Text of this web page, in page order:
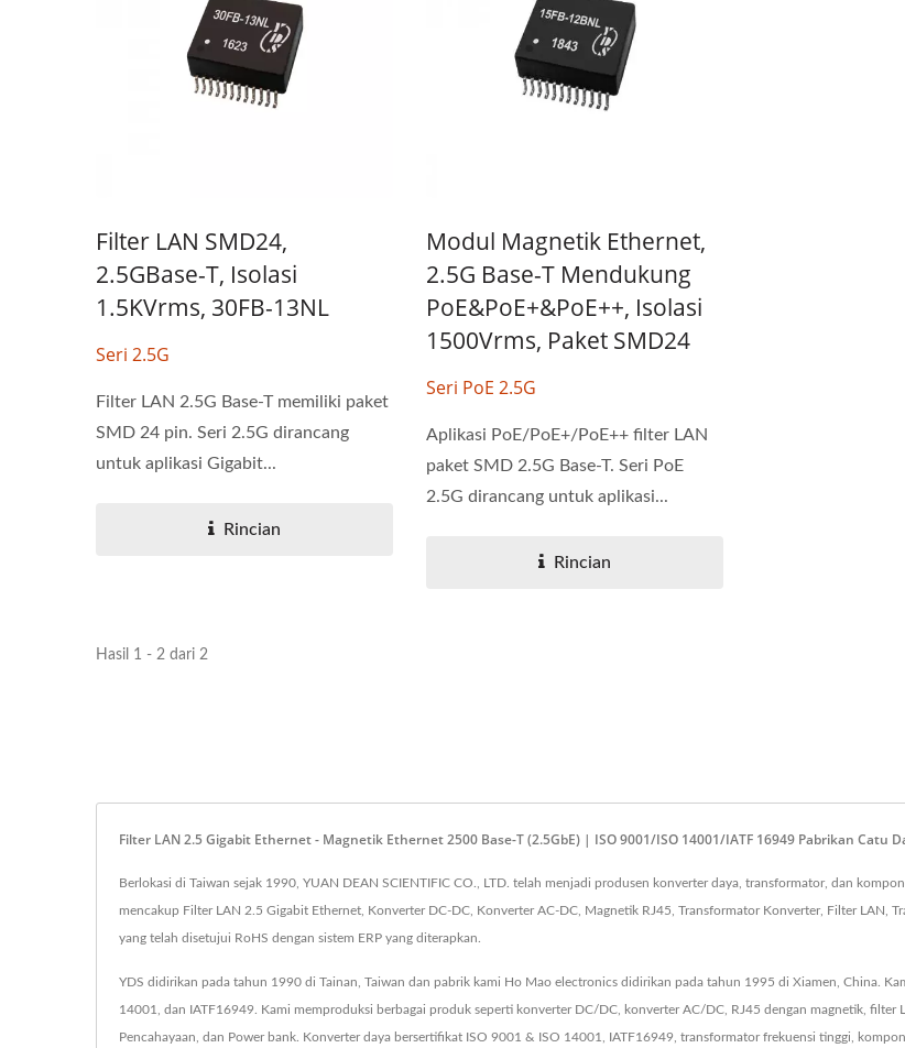
Filter LAN SMD24,
2.5GBase-T, Isolasi
1.5KVrms, 30FB-13NL
Seri 2.5G
Filter LAN 2.5G Base-T memiliki paket
SMD 24 pin. Seri 2.5G dirancang
untuk aplikasi Gigabit...
Rincian
Modul Magnetik Ethernet,
2.5G Base-T Mendukung
PoE&PoE+&PoE++, Isolasi
1500Vrms, Paket SMD24
Seri PoE 2.5G
Aplikasi PoE/PoE+/PoE++ filter LAN
paket SMD 2.5G Base-T. Seri PoE
2.5G dirancang untuk aplikasi...
Rincian
Hasil 1 - 2 dari 2
Filter LAN 2.5 Gigabit Ethernet - Magnetik Ethernet 2500 Base-T (2.5GbE) | ISO 9001/ISO 14001/IATF 16949 Pabrikan Catu
Berlokasi di Taiwan sejak 1990, YUAN DEAN SCIENTIFIC CO., LTD. telah menjadi produsen konverter daya, transformator, dan
mencakup Filter LAN 2.5 Gigabit Ethernet, Konverter DC-DC, Konverter AC-DC, Magnetik RJ45, Transformator Konverter, Filter LAN,
yang telah disetujui RoHS dengan sistem ERP yang diterapkan.
YDS didirikan pada tahun 1990 di Tainan, Taiwan dan pabrik kami Ho Mao electronics didirikan pada tahun 1995 di Xiamen, China.
14001, dan IATF16949. Kami memproduksi berbagai produk seperti konverter DC/DC, konverter AC/DC, RJ45 dengan magnetik,
Pencahayaan, dan Power bank. Konverter daya bersertifikat ISO 9001 & ISO 14001, IATF16949, transformator frekuensi tinggi,